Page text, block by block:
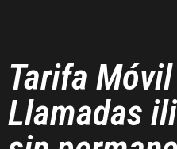
Tarifa
Llamadas